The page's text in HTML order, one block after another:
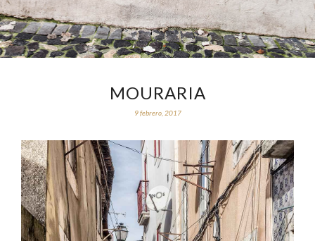
MOURARIA
9 febrero, 2017